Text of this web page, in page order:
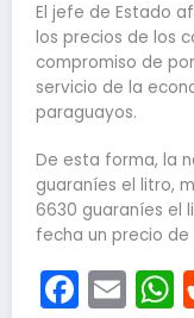
El jefe de Estado
los precios de los
compromiso de
servicio de la
paraguayos.
De esta forma, la
guaraníes el litro,
6630 guaraníes el
fecha un precio de